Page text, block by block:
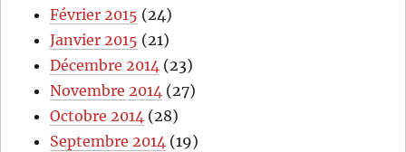
Février 2015 (24)
Janvier 2015 (21)
Décembre 2014 (23)
Novembre 2014 (27)
Octobre 2014 (28)
Septembre 2014 (19)